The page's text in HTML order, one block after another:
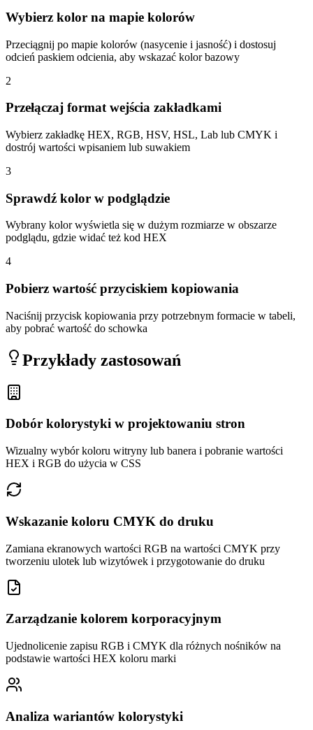
Wybierz kolor na mapie kolorów
Przeciągnij po mapie kolorów (nasycenie i jasność) i dostosuj
odcień paskiem odcienia, aby wskazać kolor bazowy
2
Przełączaj format wejścia zakładkami
Wybierz zakładkę HEX, RGB, HSV, HSL, Lab lub CMYK i
dostrój wartości wpisaniem lub suwakiem
3
Sprawdź kolor w podglądzie
Wybrany kolor wyświetla się w dużym rozmiarze w obszarze
podglądu, gdzie widać też kod HEX
4
Pobierz wartość przyciskiem kopiowania
Naciśnij przycisk kopiowania przy potrzebnym formacie w tabeli,
aby pobrać wartość do schowka
Przykłady zastosowań
Dobór kolorystyki w projektowaniu stron
Wizualny wybór koloru witryny lub banera i pobranie wartości
HEX i RGB do użycia w CSS
Wskazanie koloru CMYK do druku
Zamiana ekranowych wartości RGB na wartości CMYK przy
tworzeniu ulotek lub wizytówek i przygotowanie do druku
Zarządzanie kolorem korporacyjnym
Ujednolicenie zapisu RGB i CMYK dla różnych nośników na
podstawie wartości HEX koloru marki
Analiza wariantów kolorystyki